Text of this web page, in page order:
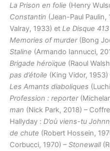
La Prison en folie (Henry
Constantin (Jean-Paul Paulin,
Valray, 1933) et Le Disque 413
Memories of murder(Bong
Staline (Armando Iannucci,
Brigade héroïque (Raoul
pas d’étoile (King Vidor,
Les Amants diaboliques
Profession : reporter
man (Nick Park, 2018) –
Hallyday : D’où viens-tu
de chute (Robert Hossein,
Corbucci, 1970) –Stonewall